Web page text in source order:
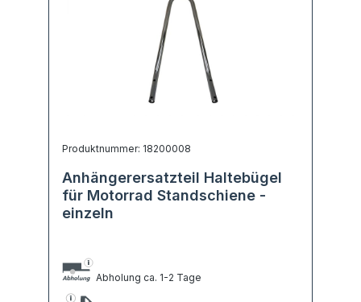
Produktnummer: 18200008
Anhängerersatzteil Haltebügel
für Motorrad Standschiene -
einzeln
Abholung ca. 1-2 Tage